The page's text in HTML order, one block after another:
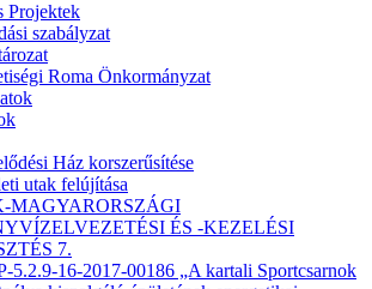
Projektek
szabályzat
Roma Önkormányzat
Ház korszerűsítése
utak felújítása
MAGYARORSZÁGI
ÉS -KEZELÉSI
7.
5.2.9-16-2017-00186 „A kartali Sportcsarnok